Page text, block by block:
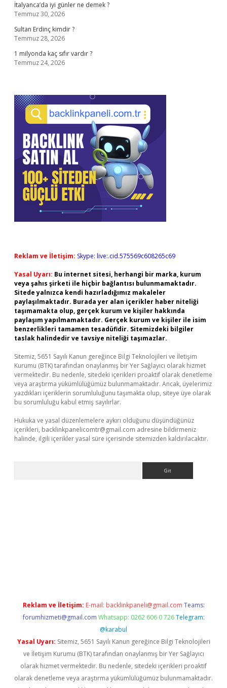
İtalyanca’da iyi günler ne demek ?
Temmuz 30, 2026
Sultan Erdinç kimdir ?
Temmuz 28, 2026
1 milyonda kaç sıfır vardır ?
Temmuz 24, 2026
Reklam ve İletişim: Skype: live:.cid.575569c608265c69
Yasal Uyarı: Bu internet sitesi, herhangi bir marka, kurum
veya şahıs şirketi ile hiçbir bağlantısı bulunmamaktadır.
Sitede yalnızca kendi hazırladığımız makaleler
paylaşılmaktadır. Burada yer alan içerikler haber niteliği
taşımamakta olup, gerçek kurum ve kişiler hakkında
paylaşım yapılmamaktadır. Gerçek kurum ve kişiler ile isim
benzerlikleri tamamen tesadüfidir. Sitemizdeki bilgiler
taslak halindedir ve tavsiye niteliği taşımazlar.
Sitemiz, 5651 Sayılı Kanun gereğince Bilgi Teknolojileri ve İletişim
Kurumu (BTK) tarafından onaylanmış bir Yer Sağlayıcı olarak hizmet
vermektedir. Bu nedenle, sitedeki içerikleri proaktif olarak denetleme
veya araştırma yükümlülüğümüz bulunmamaktadır. Ancak, üyelerimiz
yazdıkları içeriklerin sorumluluğunu taşımakta olup, siteye üye olarak
bu sorumluluğu kabul etmiş sayılırlar.
Hukuka ve yasal düzenlemelere aykırı olduğunu düşündüğünüz
içerikleri, backlinkpanelicomtr@gmail.com adresine bildirmeniz
halinde, ilgili içerikler yasal süre içerisinde sitemizden kaldırılacaktır.
Reklam ve İletişim: E-mail: backlinkpaneli@gmail.com Teams:
forumhizmeti@gmail.com Whatsapp: 0262 606 0 726 Telegram:
@karabul
Yasal Uyarı: Sitemiz, 5651 Sayılı Kanun gereğince Bilgi Teknolojileri
ve İletişim Kurumu (BTK) tarafından onaylanmış bir Yer Sağlayıcı
olarak hizmet vermektedir. Bu nedenle, sitedeki içerikleri proaktif
olarak denetleme veya araştırma yükümlülüğümüz bulunmamaktadır.